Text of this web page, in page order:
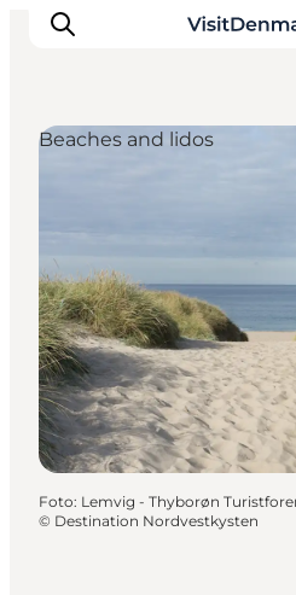
Cosa fare
Dove dormire
Pianifica il viaggio
Beaches and lidos
Foto: Lemvig - Thyborøn
© Destination Nordvestkysten